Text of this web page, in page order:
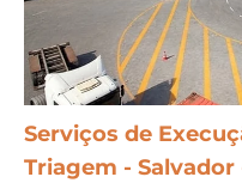
Serviços de
Triagem - Salvador